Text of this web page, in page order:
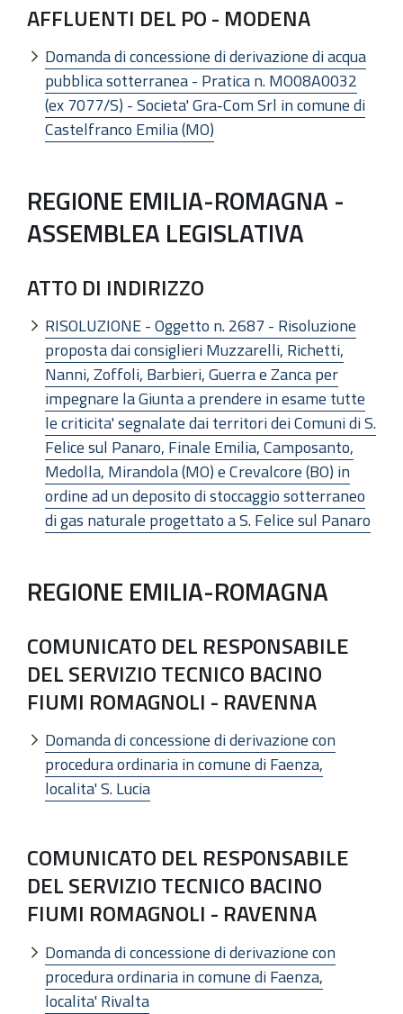
AFFLUENTI DEL PO - MODENA
Domanda di concessione di derivazione di acqua
pubblica sotterranea - Pratica n. MO08A0032
(ex 7077/S) - Societa' Gra-Com Srl in comune di
Castelfranco Emilia (MO)
REGIONE EMILIA-ROMAGNA -
ASSEMBLEA LEGISLATIVA
ATTO DI INDIRIZZO
RISOLUZIONE - Oggetto n. 2687 - Risoluzione
proposta dai consiglieri Muzzarelli, Richetti,
Nanni, Zoffoli, Barbieri, Guerra e Zanca per
impegnare la Giunta a prendere in esame tutte
le criticita' segnalate dai territori dei Comuni di S.
Felice sul Panaro, Finale Emilia, Camposanto,
Medolla, Mirandola (MO) e Crevalcore (BO) in
ordine ad un deposito di stoccaggio sotterraneo
di gas naturale progettato a S. Felice sul Panaro
REGIONE EMILIA-ROMAGNA
COMUNICATO DEL RESPONSABILE
DEL SERVIZIO TECNICO BACINO
FIUMI ROMAGNOLI - RAVENNA
Domanda di concessione di derivazione con
procedura ordinaria in comune di Faenza,
localita' S. Lucia
COMUNICATO DEL RESPONSABILE
DEL SERVIZIO TECNICO BACINO
FIUMI ROMAGNOLI - RAVENNA
Domanda di concessione di derivazione con
procedura ordinaria in comune di Faenza,
localita' Rivalta